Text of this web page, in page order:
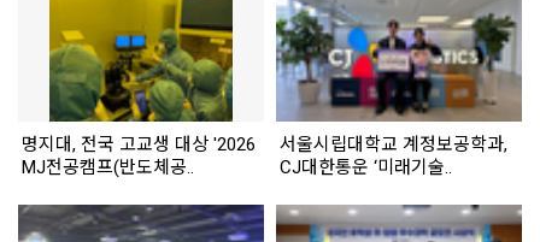
명지대, 전국 고교생 대상 '2026
MJ전공캠프(반도체공..
서울시립대학교 계정보공학과,
CJ대한통운 ‘미래기술..